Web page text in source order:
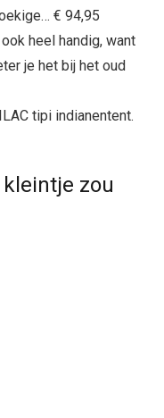
€ 94,95
heel handig, want
je het bij het oud
tipi indianentent.
zou